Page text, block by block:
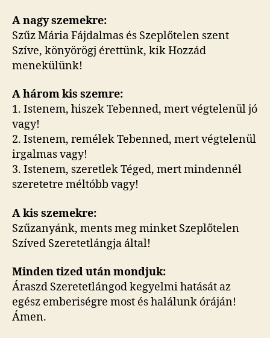
A nagy szemekre:
Szűz Mária Fájdalmas és Szeplőtelen szent
Szíve, könyörögj érettünk, kik Hozzád
menekülünk!
A három kis szemre:
1. Istenem, hiszek Tebenned, mert végtelenül jó
vagy!
2. Istenem, remélek Tebenned, mert végtelenül
irgalmas vagy!
3. Istenem, szeretlek Téged, mert mindennél
szeretetre méltóbb vagy!
A kis szemekre:
Szűzanyánk, ments meg minket Szeplőtelen
Szíved Szeretetlángja által!
Minden tized után mondjuk:
Áraszd Szeretetlángod kegyelmi hatását az
egész emberiségre most és halálunk óráján!
Ámen.